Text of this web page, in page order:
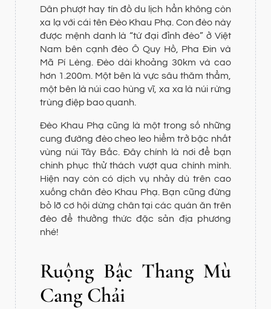
Dân phượt hay tín đồ du lịch hẳn không còn
xa lạ với cái tên Đèo Khau Phạ. Con đèo này
được mệnh danh là “tứ đại đỉnh đèo” ở Việt
Nam bên cạnh đèo Ô Quy Hồ, Pha Đin và
Mã Pí Lèng. Đèo dài khoảng 30km và cao
hơn 1.200m. Một bên là vực sâu thăm thẳm,
một bên là núi cao hùng vĩ, xa xa là núi rừng
trùng điệp bao quanh.
Đèo Khau Phạ cũng là một trong số những
cung đường đèo cheo leo hiểm trở bậc nhất
vùng núi Tây Bắc. Đây chính là nơi để bạn
chinh phục thử thách vượt qua chính mình.
Hiện nay còn có dịch vụ nhảy dù trên cao
xuống chân đèo Khau Phạ. Bạn cũng đừng
bỏ lỡ cơ hội dừng chân tại các quán ăn trên
đèo để thưởng thức đặc sản địa phương
nhé!
Ruộng Bậc Thang Mù
Cang Chải